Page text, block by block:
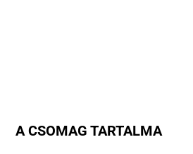
A CSOMAG TARTALMA